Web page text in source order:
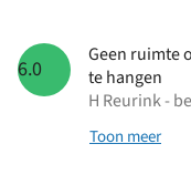
6.0
Geen ruimte
te hangen
H Reurink -
Toon meer